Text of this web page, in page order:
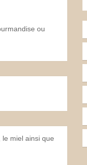
ou
miel ainsi que